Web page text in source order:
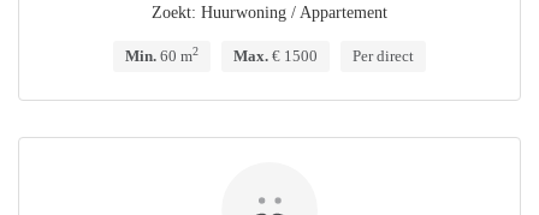
Zoekt: Huurwoning / Appartement
Min. 60 m2 Max. € 1500 Per direct